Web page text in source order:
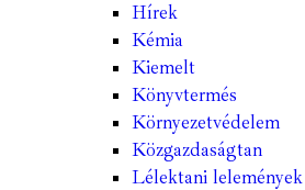
Hírek
Kémia
Kiemelt
Könyvtermés
Környezetvédelem
Közgazdaságtan
Lélektani lelemények